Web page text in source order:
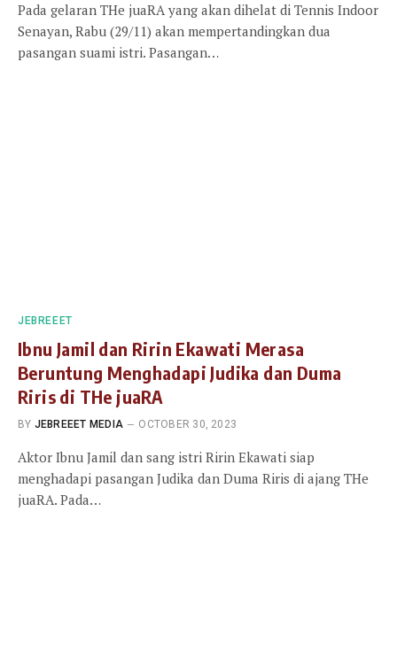
Pada gelaran THe juaRA yang akan dihelat di Tennis Indoor
Senayan, Rabu (29/11) akan mempertandingkan dua
pasangan suami istri. Pasangan…
JEBREEET
Ibnu Jamil dan Ririn Ekawati Merasa
Beruntung Menghadapi Judika dan Duma
Riris di THe juaRA
BY JEBREEET MEDIA OCTOBER 30, 2023
Aktor Ibnu Jamil dan sang istri Ririn Ekawati siap
menghadapi pasangan Judika dan Duma Riris di ajang THe
juaRA. Pada…